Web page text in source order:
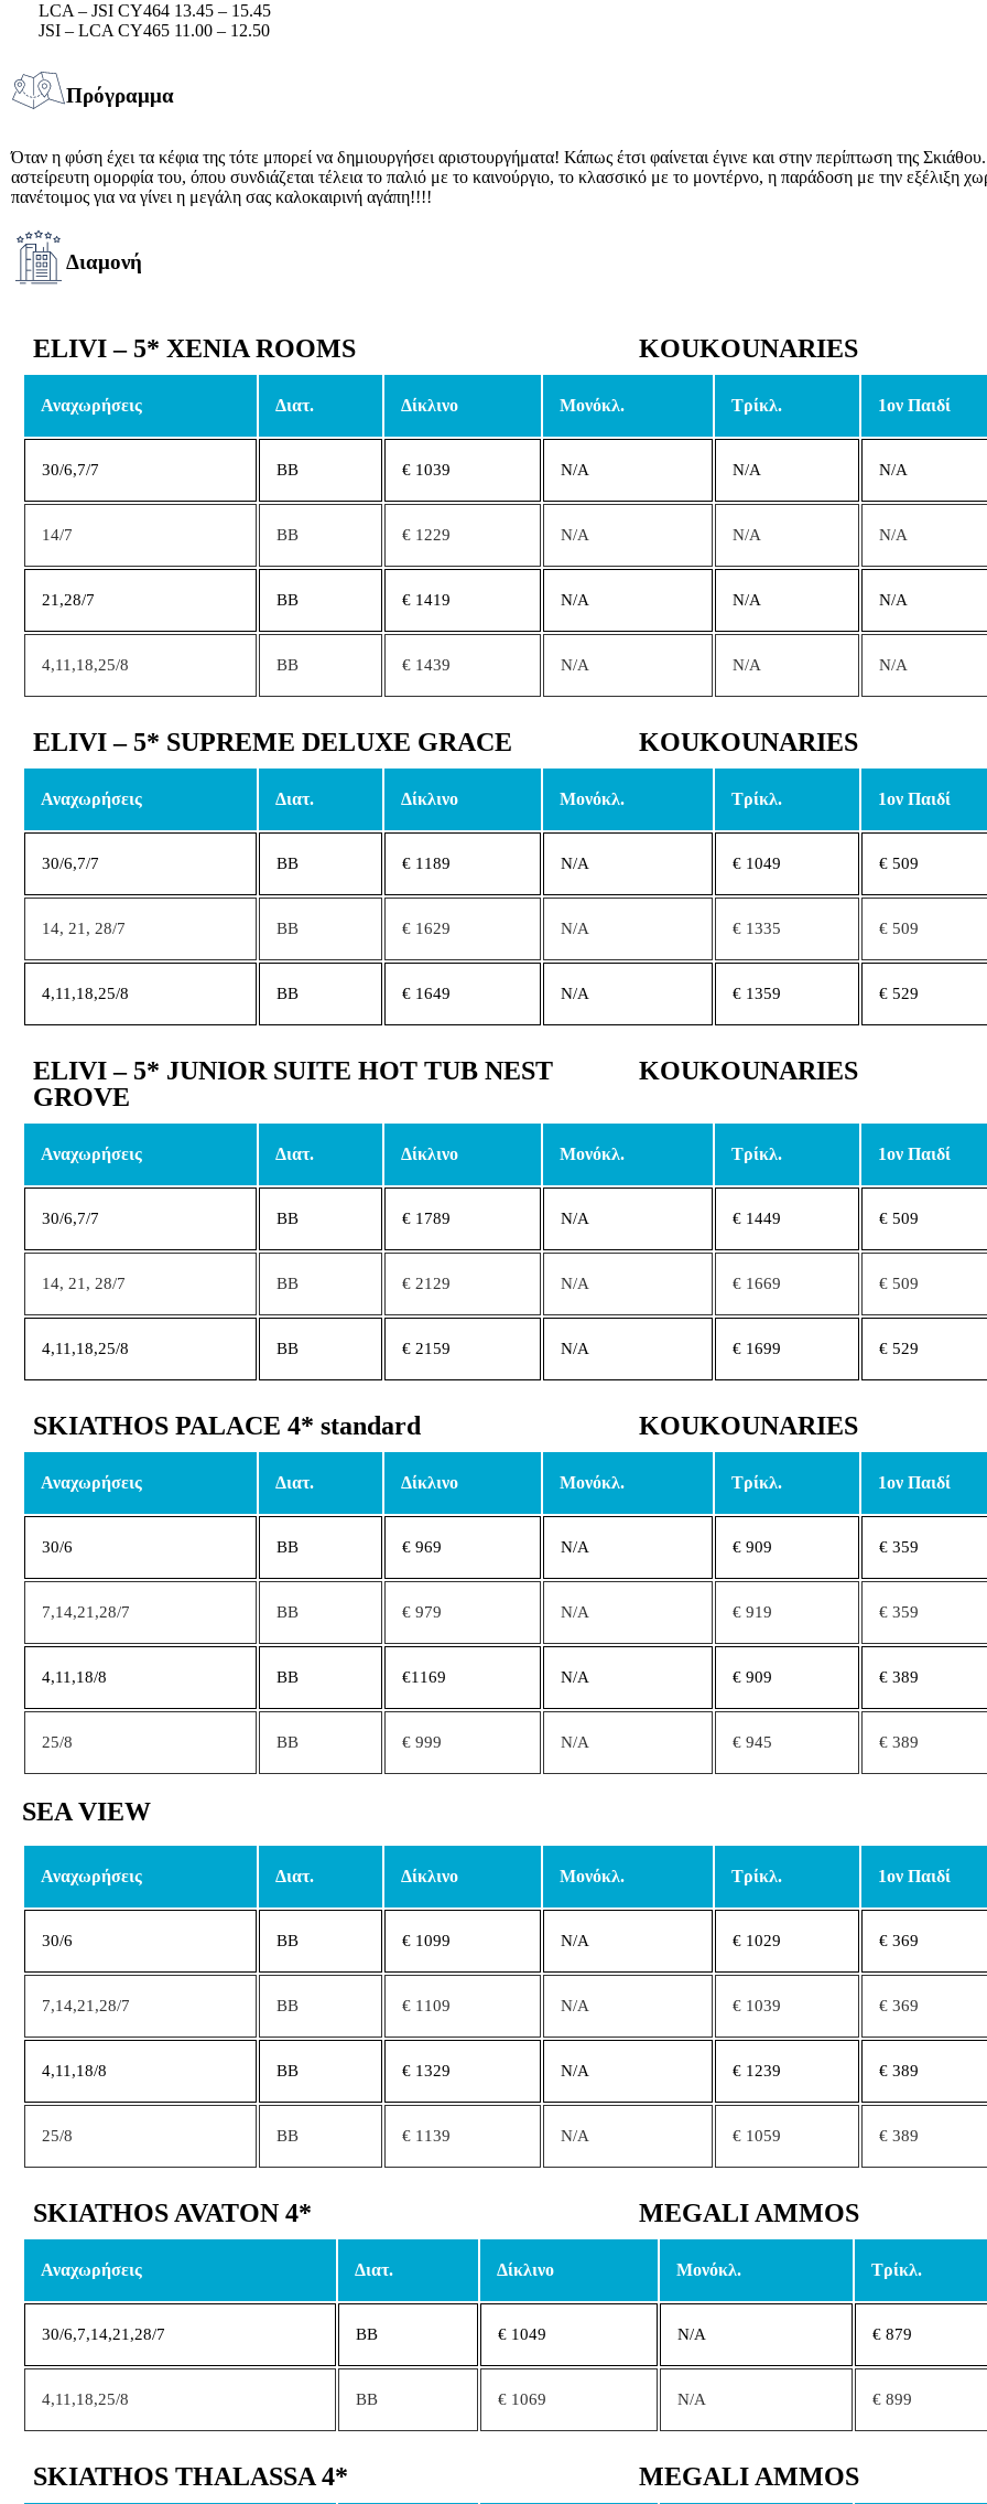
LCA – JSI CY464 13.45 – 15.45
JSI – LCA CY465 11.00 – 12.50
Πρόγραμμα
Όταν η φύση έχει τα κέφια της τότε μπορεί να δημιουργήσει αριστουργήματα! Κάπως έτσι φαίνεται έγινε και στην περίπτωση της
αστείρευτη ομορφία του, όπου συνδιάζεται τέλεια το παλιό με το καινούργιο, το κλασσικό με το μοντέρνο, η παράδοση με την εξέλιξη
πανέτοιμος για να γίνει η μεγάλη σας καλοκαιρινή αγάπη!!!!
Διαμονή
ELIVI – 5* XENIA ROOMS KOUKOUNARIES
Αναχωρήσεις Διατ. Δίκλινο Μονόκλ. Τρίκλ. 1ον Παιδί
30/6,7/7 ΒΒ € 1039 N/A N/A N/A
14/7 BB € 1229 N/A N/A N/A
21,28/7 ΒΒ € 1419 N/A N/A N/A
4,11,18,25/8 BB € 1439 N/A N/A N/A
ELIVI – 5* SUPREME DELUXE GRACE KOUKOUNARIES
Αναχωρήσεις Διατ. Δίκλινο Μονόκλ. Τρίκλ. 1ον Παιδί
30/6,7/7 ΒΒ € 1189 N/A € 1049 € 509
14, 21, 28/7 BB € 1629 N/A € 1335 € 509
4,11,18,25/8 ΒΒ € 1649 N/A € 1359 € 529
ELIVI – 5* JUNIOR SUITE HOT TUB NEST
GROVE
KOUKOUNARIES
Αναχωρήσεις Διατ. Δίκλινο Μονόκλ. Τρίκλ. 1ον Παιδί
30/6,7/7 ΒΒ € 1789 N/A € 1449 € 509
14, 21, 28/7 BB € 2129 N/A € 1669 € 509
4,11,18,25/8 ΒΒ € 2159 N/A € 1699 € 529
SKIATHOS PALACE 4* standard KOUKOUNARIES
Αναχωρήσεις Διατ. Δίκλινο Μονόκλ. Τρίκλ. 1ον Παιδί
30/6 ΒΒ € 969 N/A € 909 € 359
7,14,21,28/7 BB € 979 N/A € 919 € 359
4,11,18/8 ΒΒ €1169 N/A € 909 € 389
25/8 BB € 999 N/A € 945 € 389
SEA VIEW
Αναχωρήσεις Διατ. Δίκλινο Μονόκλ. Τρίκλ. 1ον Παιδί
30/6 ΒΒ € 1099 N/A € 1029 € 369
7,14,21,28/7 BB € 1109 N/A € 1039 € 369
4,11,18/8 ΒΒ € 1329 N/A € 1239 € 389
25/8 BB € 1139 N/A € 1059 € 389
SKIATHOS AVATON 4* MEGALI AMMOS
Αναχωρήσεις Διατ. Δίκλινο Μονόκλ. Τρίκλ.
30/6,7,14,21,28/7 ΒΒ € 1049 N/A € 879
4,11,18,25/8 BB € 1069 N/A € 899
SKIATHOS THALASSA 4* MEGALI AMMOS